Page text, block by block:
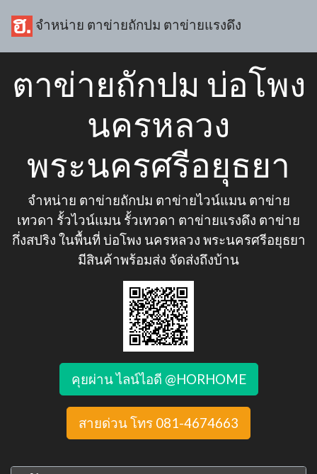
จำหน่าย ตาข่ายถักปม ตาข่ายแรงดึง
ตาข่ายถักปม บ่อโพง
นครหลวง
พระนครศรีอยุธยา
จำหน่าย ตาข่ายถักปม ตาข่ายไวน์แมน ตาข่าย
เทวดา รั้วไวน์แมน รั้วเทวดา ตาข่ายแรงดึง ตาข่าย
กึ่งสปริง ในพื้นที่ บ่อโพง นครหลวง พระนครศรีอยุธยา
มีสินค้าพร้อมส่ง จัดส่งถึงบ้าน
คุยผ่าน ไลน์ไอดี @HORHOME
สายด่วน โทร 081-4674663